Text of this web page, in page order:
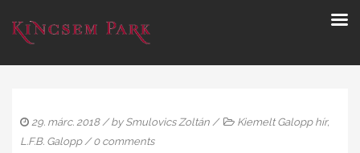
29. márc. 2018/ by Smulovics Zoltán / Kiemelt Galopp hír,
L.F.B. Galopp/0 comments